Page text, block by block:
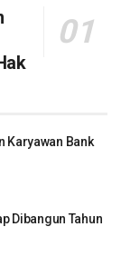
Karyawan Bank
Dibangun Tahun